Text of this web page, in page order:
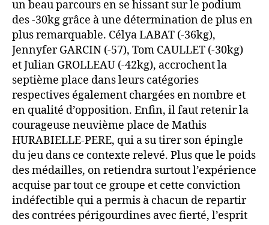
un beau parcours en se hissant sur le podium
des -30kg grâce à une détermination de plus en
plus remarquable. Célya LABAT (-36kg),
Jennyfer GARCIN (-57), Tom CAULLET (-30kg)
et Julian GROLLEAU (-42kg), accrochent la
septième place dans leurs catégories
respectives également chargées en nombre et
en qualité d’opposition. Enfin, il faut retenir la
courageuse neuvième place de Mathis
HURABIELLE-PERE, qui a su tirer son épingle
du jeu dans ce contexte relevé. Plus que le poids
des médailles, on retiendra surtout l’expérience
acquise par tout ce groupe et cette conviction
indéfectible qui a permis à chacun de repartir
des contrées périgourdines avec fierté, l’esprit